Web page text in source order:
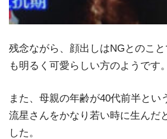
残念ながら、顔出しはNGとのこ
も明るく可愛らしい方のようです。
また、母親の年齢が40代前半とい
流星さんをかなり若い時に生んだ
した。